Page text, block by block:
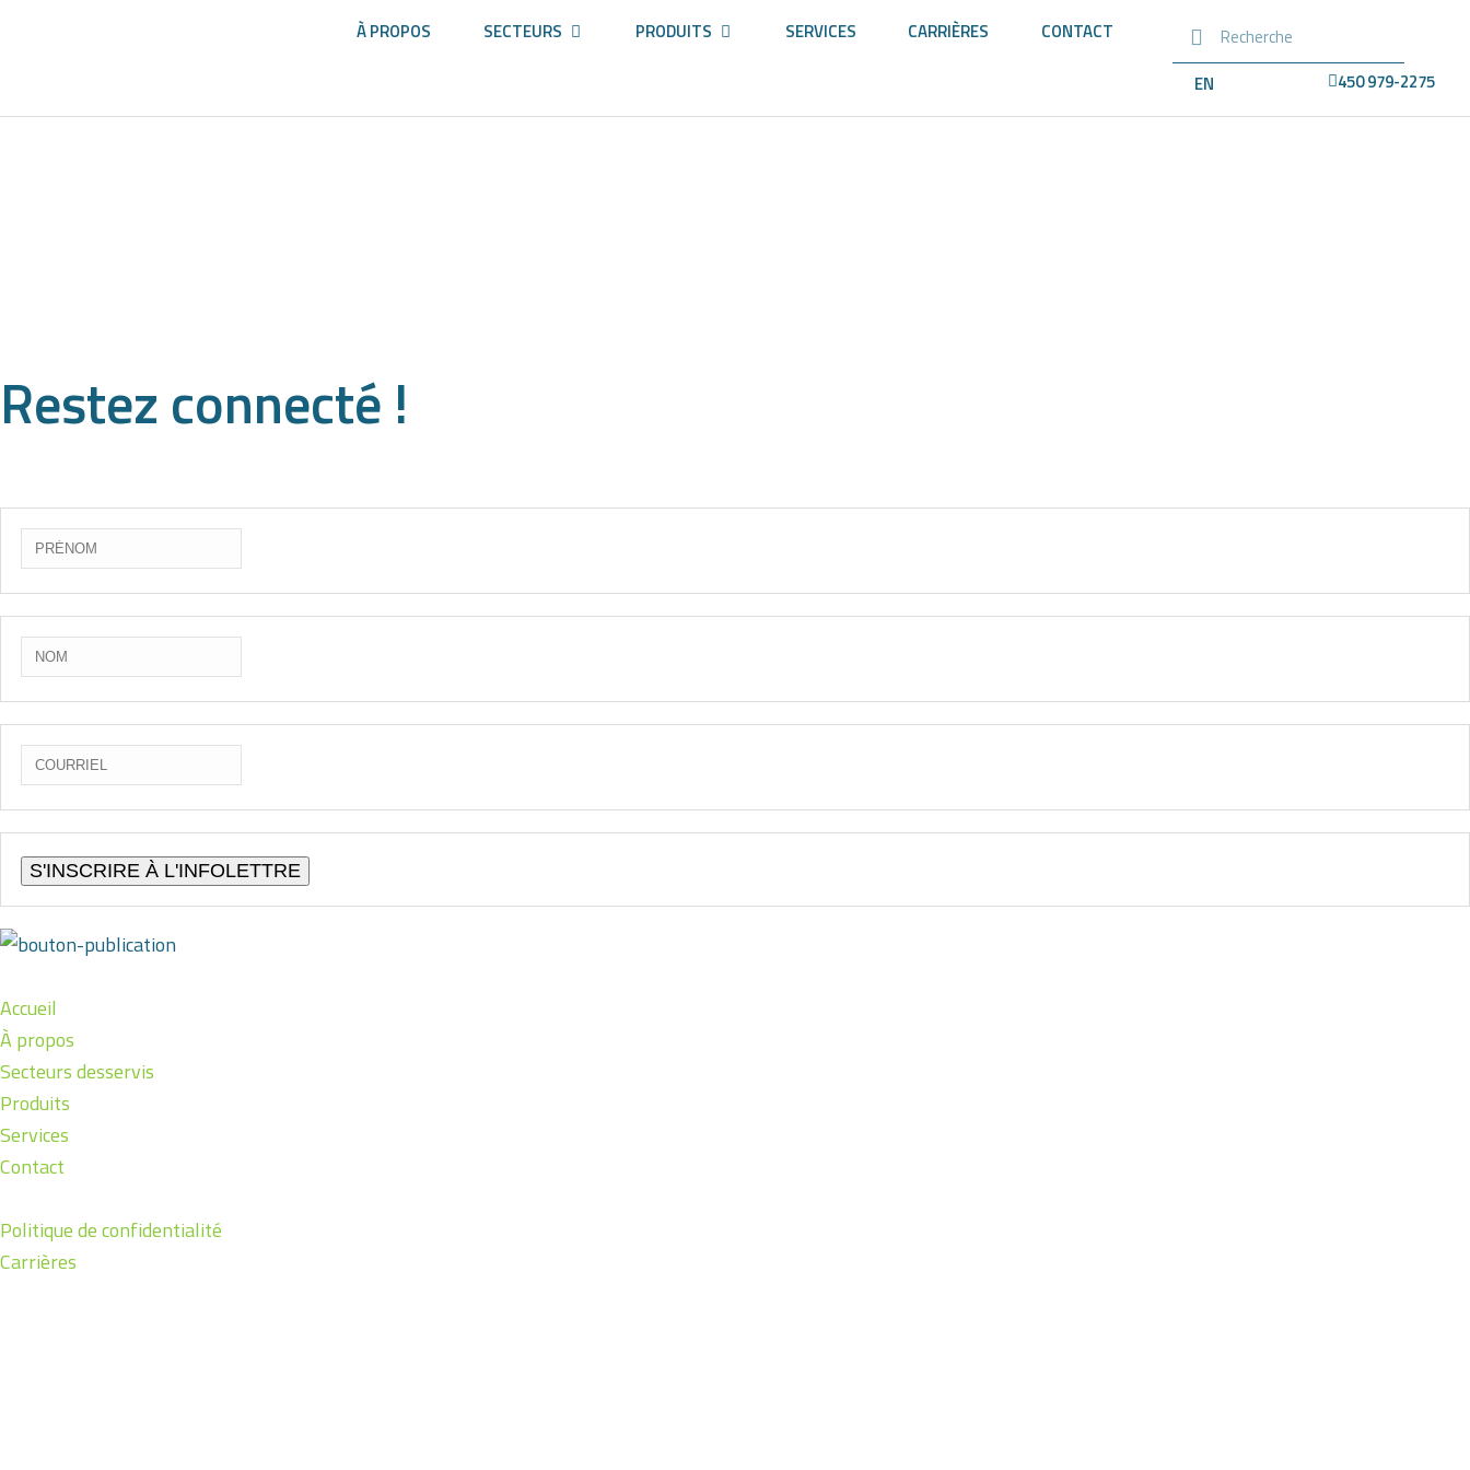
À PROPOS SECTEURS PRODUITS SERVICES CARRIÈRES CONTACT
EN 450 979-2275
Restezconnecté !
S'INSCRIRE À L'INFOLETTRE
Accueil
À propos
Secteurs desservis
Produits
Services
Contact
Politique de confidentialité
Carrières